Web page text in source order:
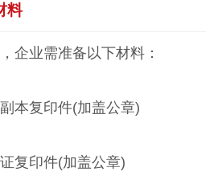
料
企业需准备以下材料：
本复印件(加盖公章)
复印件(加盖公章)